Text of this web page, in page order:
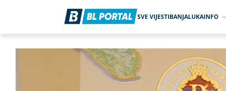
SVE VIJESTIBANJALUKAINFO